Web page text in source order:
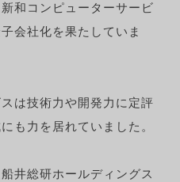
和コンピューターサービ
会社化を果たしていま
は技術力や開発力に定評
も力を居れていました。
井総研ホールディングス